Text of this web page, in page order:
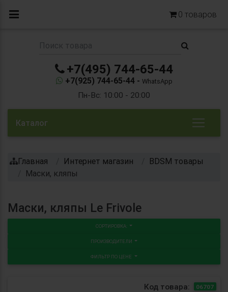
0 товаров
+7(495) 744-65-44
+7(925) 744-65-44 - WhatsApp
Пн-Вс: 10:00 - 20:00
Каталог
Главная Интернет магазин
BDSM товары
Маски, кляпы
Маски, кляпы Le Frivole
СОРТИРОВКА:
ПРОИЗВОДИТЕЛИ
ФИЛЬТР ПО ЦЕНЕ
Код товара: 06707